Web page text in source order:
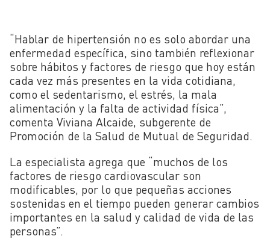
“Hablar de hipertensión no es solo abordar una
enfermedad específica, sino también reflexionar
sobre hábitos y factores de riesgo que hoy están
cada vez más presentes en la vida cotidiana,
como el sedentarismo, el estrés, la mala
alimentación y la falta de actividad física”,
comenta Viviana Alcaide, subgerente de
Promoción de la Salud de Mutual de Seguridad.
La especialista agrega que “muchos de los
factores de riesgo cardiovascular son
modificables, por lo que pequeñas acciones
sostenidas en el tiempo pueden generar cambios
importantes en la salud y calidad de vida de las
personas”.